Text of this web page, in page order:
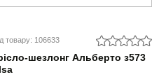
товару: 106633
шезлонг Альберто з573